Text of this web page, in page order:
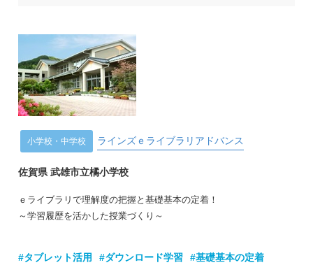
小学校・中学校 ラインズｅライブラリアドバンス
佐賀県 武雄市立橘小学校
ｅライブラリで理解度の把握と基礎基本の定着！
～学習履歴を活かした授業づくり～
#タブレット活用 #ダウンロード学習 #基礎基本の定着